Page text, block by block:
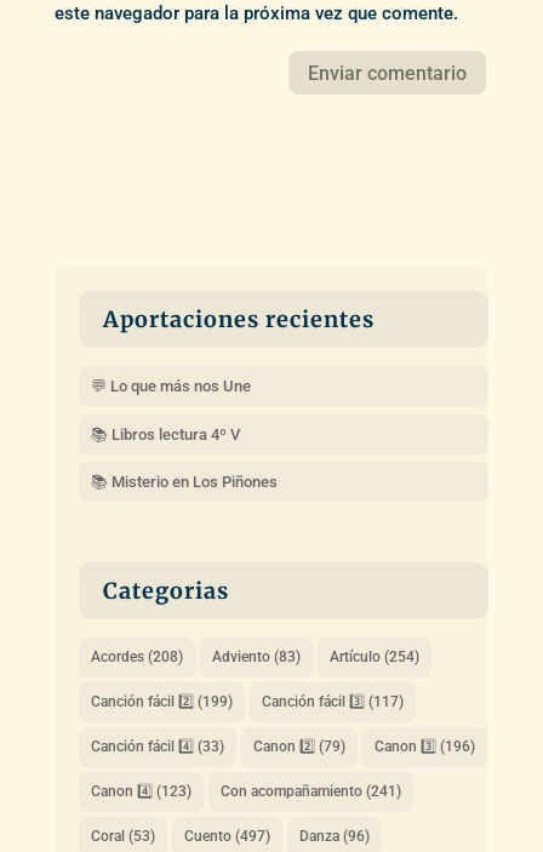
este navegador para la próxima vez que comente.
Aportaciones recientes
💬 Lo que más nos Une
📚 Libros lectura 4º V
📚 Misterio en Los Piñones
Categorias
Acordes(208) Adviento(83) Artículo(254)
Canción fácil 2️⃣ (199) Canción fácil 3️⃣ (117)
Canción fácil 4️⃣ (33) Canon 2️⃣ (79) Canon 3️⃣ (196)
Canon 4️⃣ (123) Con acompañamiento(241)
Coral (53) Cuento(497) Danza(96)